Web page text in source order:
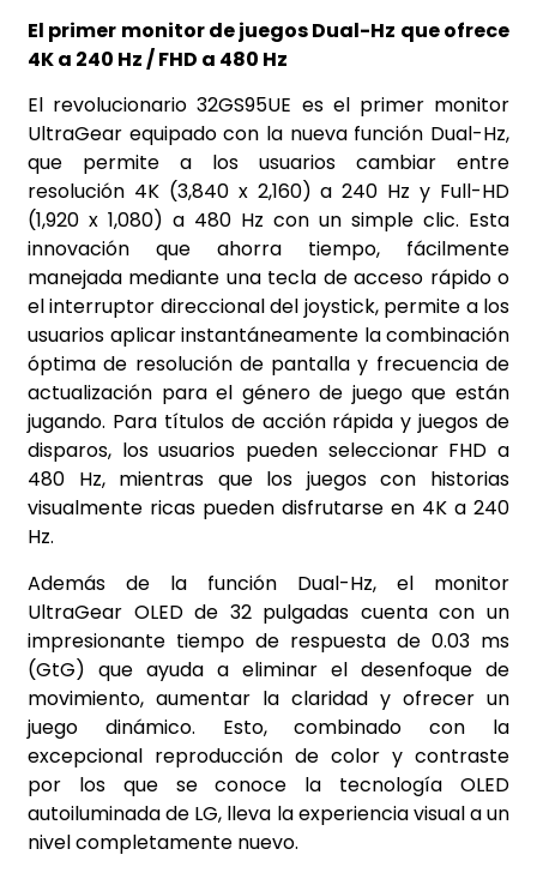
El primer monitor de juegos Dual-Hz que ofrece
4K a 240 Hz / FHD a 480 Hz
El revolucionario 32GS95UE es el primer monitor
UltraGear equipado con la nueva función Dual-Hz,
que permite a los usuarios cambiar entre
resolución 4K (3,840 x 2,160) a 240 Hz y Full-HD
(1,920 x 1,080) a 480 Hz con un simple clic. Esta
innovación que ahorra tiempo, fácilmente
manejada mediante una tecla de acceso rápido o
el interruptor direccional del joystick, permite a los
usuarios aplicar instantáneamente la combinación
óptima de resolución de pantalla y frecuencia de
actualización para el género de juego que están
jugando. Para títulos de acción rápida y juegos de
disparos, los usuarios pueden seleccionar FHD a
480 Hz, mientras que los juegos con historias
visualmente ricas pueden disfrutarse en 4K a 240
Hz.
Además de la función Dual-Hz, el monitor
UltraGear OLED de 32 pulgadas cuenta con un
impresionante tiempo de respuesta de 0.03 ms
(GtG) que ayuda a eliminar el desenfoque de
movimiento, aumentar la claridad y ofrecer un
juego dinámico. Esto, combinado con la
excepcional reproducción de color y contraste
por los que se conoce la tecnología OLED
autoiluminada de LG, lleva la experiencia visual a un
nivel completamente nuevo.